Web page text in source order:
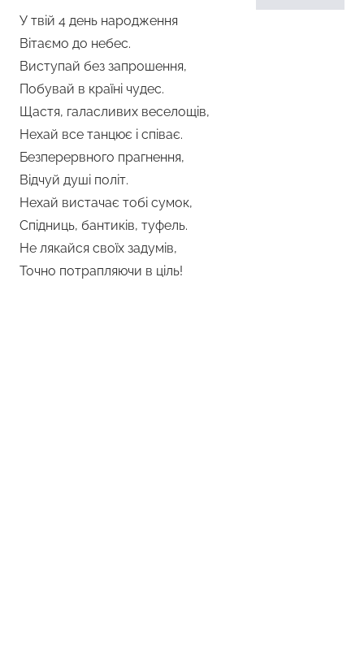
У твій 4 день народження
Вітаємо до небес.
Виступай без запрошення,
Побувай в країні чудес.
Щастя, галасливих веселощів,
Нехай все танцює і співає.
Безперервного прагнення,
Відчуй душі політ.
Нехай вистачає тобі сумок,
Спідниць, бантиків, туфель.
Не лякайся своїх задумів,
Точно потрапляючи в ціль!